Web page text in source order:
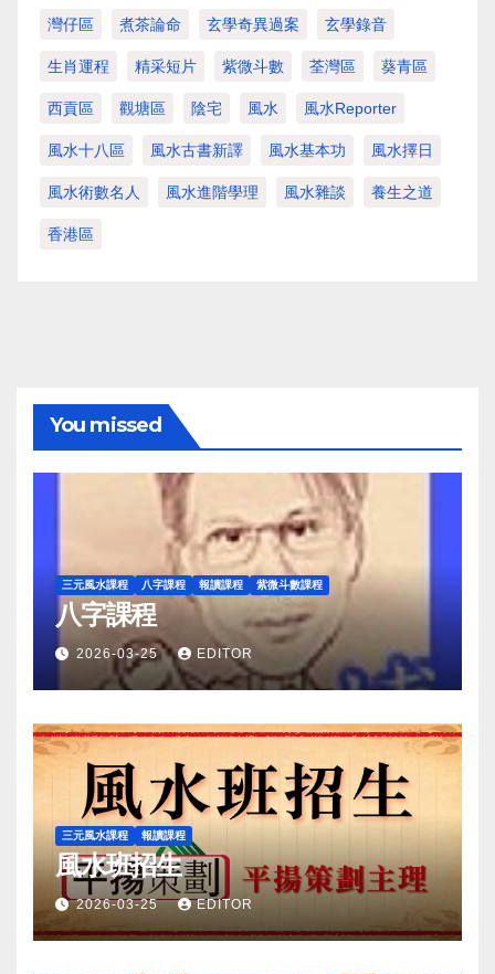
灣仔區 煮茶論命 玄學奇異過案 玄學錄音
生肖運程 精采短片 紫微斗數 荃灣區 葵青區
西貢區 觀塘區 陰宅 風水 風水Reporter
風水十八區 風水古書新譯 風水基本功 風水擇日
風水術數名人 風水進階學理 風水雜談 養生之道
香港區
You missed
三元風水課程 八字課程 報讀課程 紫微斗數課程
八字課程
2026-03-25 EDITOR
三元風水課程 報讀課程
風水班招生
2026-03-25 EDITOR